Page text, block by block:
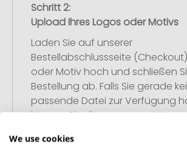
Schritt 2:
Upload Ihres Logos oder Motivs
Laden Sie auf unserer
Bestellabschlussseite
oder Motiv hoch und schließen
Bestellung ab. Falls Sie gerade
passende Datei zur Verfügung
können Sie diese gerne später
We use cookies